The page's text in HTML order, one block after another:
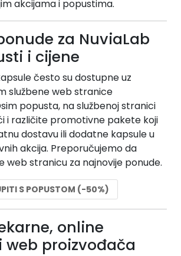
akcijama i popustima.
za NuviaLab
i cijene
često su dostupne uz
službene web stranice
popusta, na službenoj stranici
i različite promotivne pakete koji
dostavu ili dodatne kapsule u
akcija. Preporučujemo da
stranicu za najnovije ponude.
S POPUSTOM (-50%)
online
web proizvođača